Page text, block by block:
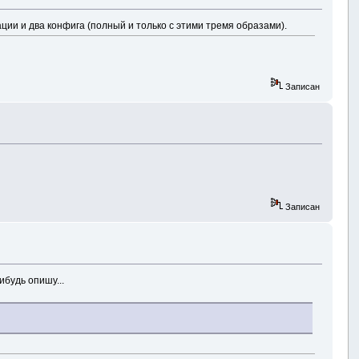
и два конфига (полный и только с этими тремя образами).
Записан
Записан
опишу...